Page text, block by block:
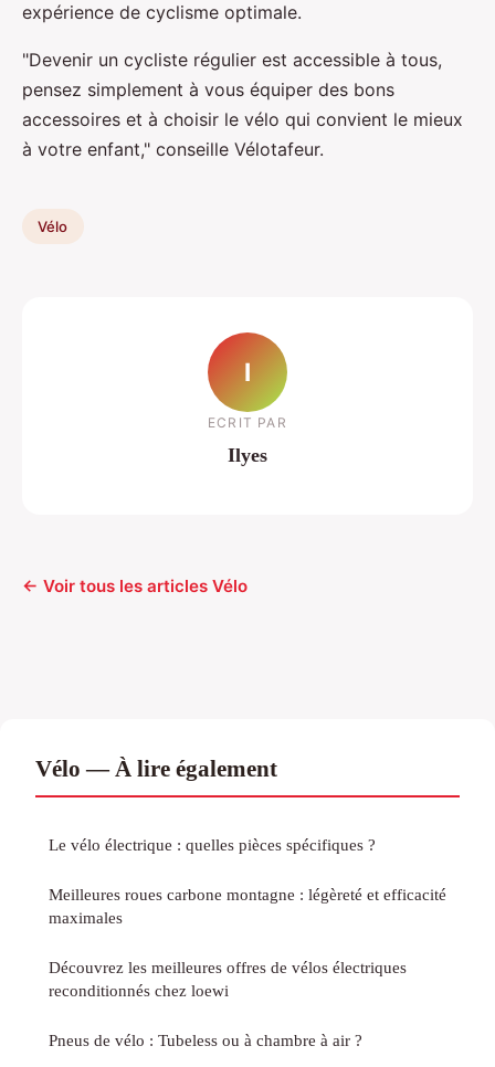
expérience de cyclisme optimale.
"Devenir un cycliste régulier est accessible à tous,
pensez simplement à vous équiper des bons
accessoires et à choisir le vélo qui convient le mieux
à votre enfant," conseille Vélotafeur.
Vélo
I
ECRIT PAR
Ilyes
← Voir tous les articles Vélo
Vélo — À lire également
Le vélo électrique : quelles pièces spécifiques ?
Meilleures roues carbone montagne : légèreté et efficacité
maximales
Découvrez les meilleures offres de vélos électriques
reconditionnés chez loewi
Pneus de vélo : Tubeless ou à chambre à air ?